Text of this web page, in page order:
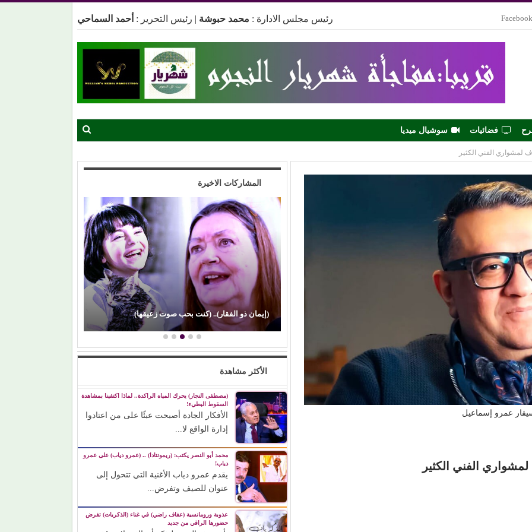
Facebook رئيس مجلس الادارة : محمد حبوشة | رئيس التحرير : أحمد السماحي
فضائيات سوشيال ميديا
لمشواري الفني الكثير
عمرو إسماعيل
الفني الكثير
المشاركات الاخيرة
حكاية ودوشة.. و(مصطفى حدوتة)! (إيمان ذو الفقار).. (كنت بحب صوت زعيقها)
الأكثر مشاهدة
(مصطفى النجار) يحرك المياه الراكدة.. لماذا اكتفينا بمشاهدة
السقوط البطيء!
الأفكار الجادة أصبحت عبئًا على من اعتادوا
إدارة الواقع لا...
محمد أبو النصر يكتب: (ريمونتادا) .. (عمرو دياب) على عمرو
دياب!
يقدم عمرو دياب الأغنية التي تتحول إلى
عنوان للصيف وتفرض...
عذوبة ورومانسية (عفاف راضي) في غناء (الذكريات) تفرض
حضورها الراقي من جديد